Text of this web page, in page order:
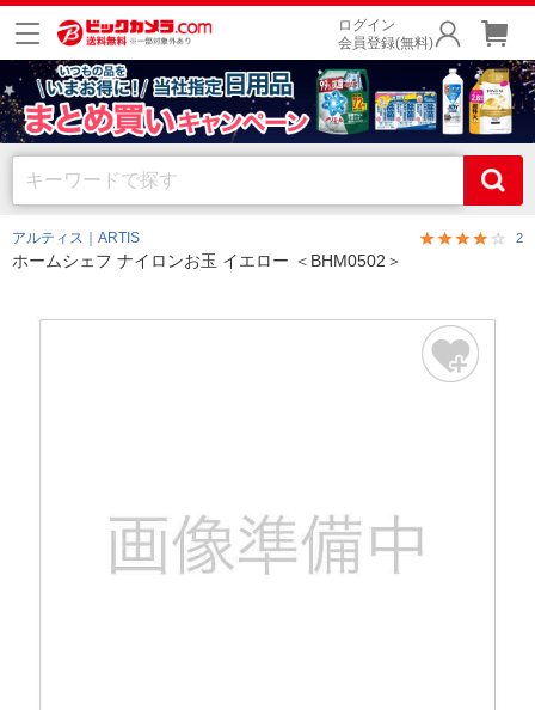
ログイン
会員登録(無料)
アルティス｜ARTIS 2
ホームシェフ ナイロンお玉 イエロー ＜BHM0502＞